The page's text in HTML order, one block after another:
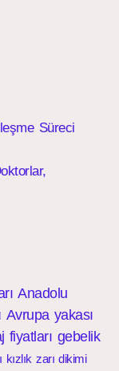
Süreci
Anadolu
Avrupa yakası
fiyatları gebelik
kızlık zarı dikimi